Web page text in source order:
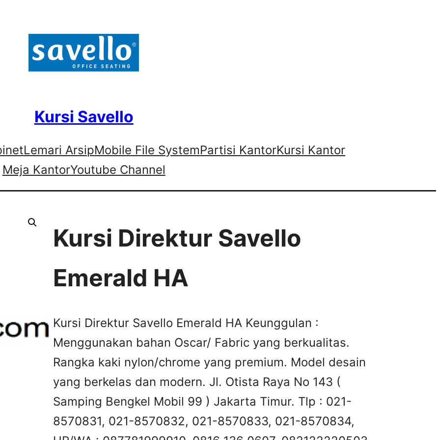
Kursi Savello
Lemari ArsipMobile File SystemPartisi KantorKursi Kantor
Meja KantorYoutube Channel
Kursi Direktur Savello
Emerald HA
Kursi Direktur Savello Emerald HA Keunggulan :
Menggunakan bahan Oscar/ Fabric yang berkualitas.
Rangka kaki nylon/chrome yang premium. Model desain
yang berkelas dan modern. Jl. Otista Raya No 143 (
Samping Bengkel Mobil 99 ) Jakarta Timur. Tlp : 021-
8570831, 021-8570832, 021-8570833, 021-8570834,